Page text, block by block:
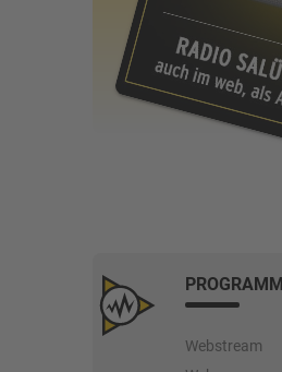
PROGRAMM
Webstream